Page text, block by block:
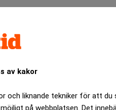
av kakor
och liknande tekniker för att du
på webbplatsen. Det
av stark kommunikation
– och dessutom visar